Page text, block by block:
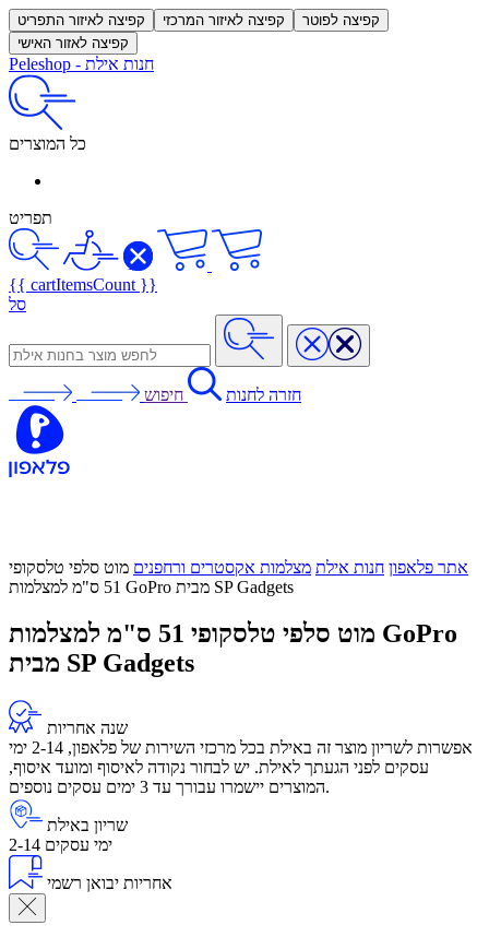
קפיצה לאיזור התפריט קפיצה לאיזור המרכזי
קפיצה לפוטר
קפיצה לאזור האישי
Peleshop - חנות אילת
כל המוצרים
תפריט
{{ cartItemsCount }}
סל
חזרה לחנות חיפוש
אתר פלאפון חנות אילת מצלמות אקסטרים ורחפנים מוט סלפי טלסקופי
51 ס"מ למצלמות GoPro מבית SP Gadgets
מוט סלפי טלסקופי 51 ס"מ למצלמות GoPro
מבית SP Gadgets
שנה אחריות
אפשרות לשריון מוצר זה באילת בכל מרכזי השירות של פלאפון, 2-14 ימי
עסקים לפני הגעתך לאילת. יש לבחור נקודה לאיסוף ומועד איסוף,
המוצרים יישמרו עבורך עד 3 ימים עסקים נוספים.
שריון באילת
2-14 ימי עסקים
אחריות יבואן רשמי